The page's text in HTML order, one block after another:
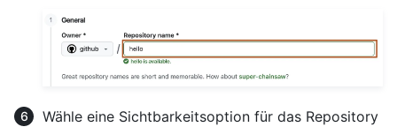
Wähle eine Sichtbarkeitsoption für das Repository